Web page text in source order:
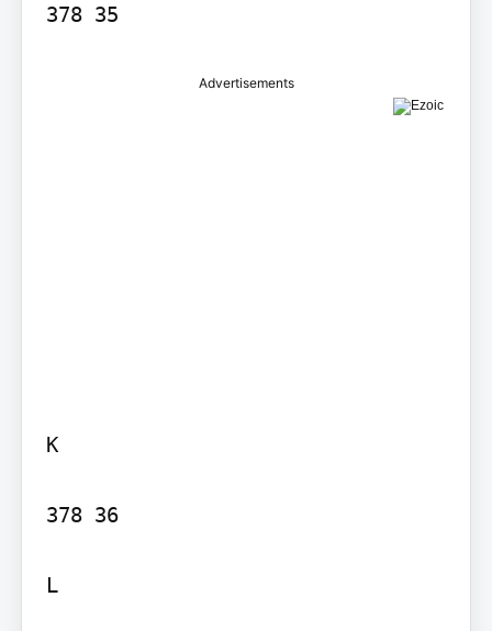
378 35
Advertisements
K
378 36
L